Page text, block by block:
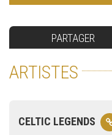
PARTAGER
ARTISTES
CELTIC LEGENDS